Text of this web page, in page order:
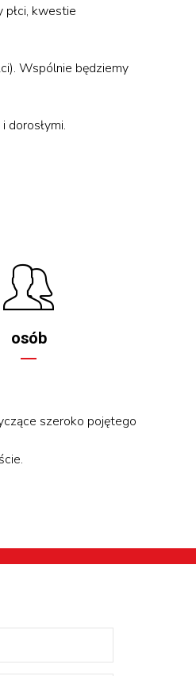
płci, kwestie
Wspólnie będziemy
dorosłymi.
osób
szeroko pojętego